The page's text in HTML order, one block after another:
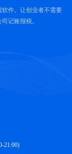
件。让创业者不需要
记账报税。
21:00)